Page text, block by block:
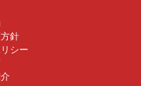
針
シー